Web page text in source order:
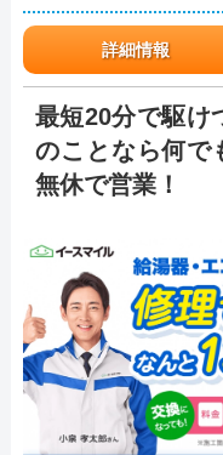
詳細情報
最短20分で駆け
のことなら何で
無休で営業！